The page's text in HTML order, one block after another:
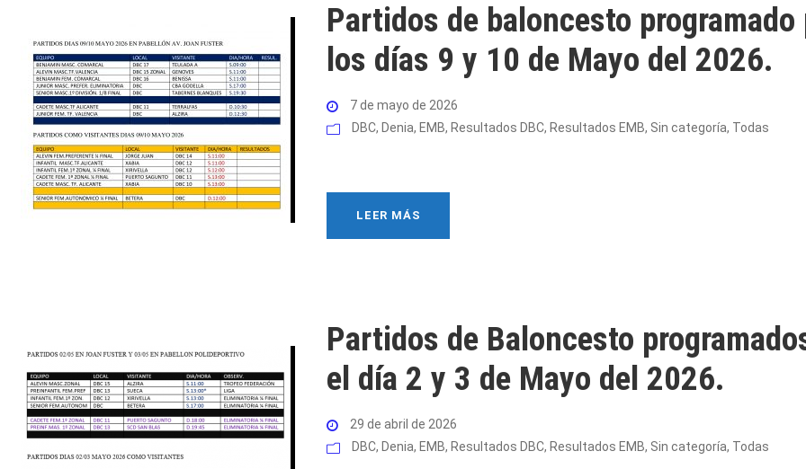
Partidos de baloncesto programado
los días 9 y 10 de Mayo del 2026.
7 de mayo de 2026
DBC, Denia, EMB, Resultados DBC, Resultados EMB, Sin categoría, Todas
LEER MÁS
Partidos de Baloncesto
el día 2 y 3 de Mayo del 2026.
29 de abril de 2026
DBC, Denia, EMB, Resultados DBC, Resultados EMB, Sin categoría, Todas